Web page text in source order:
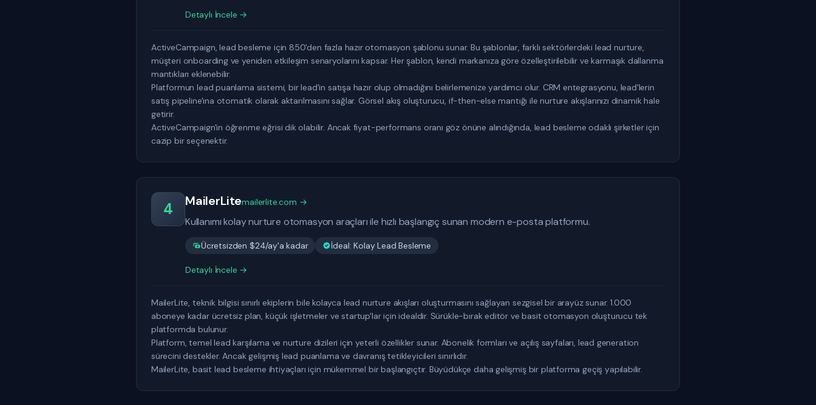
Detaylı İncele →
ActiveCampaign, lead besleme için 850'den fazla hazır otomasyon şablonu sunar. Bu şablonlar, farklı sektörlerdeki lead nurture,
müşteri onboarding ve yeniden etkileşim senaryolarını kapsar. Her şablon, kendi markanıza göre özelleştirilebilir ve karmaşık dallanma
mantıkları eklenebilir.
Platformun lead puanlama sistemi, bir lead'in satışa hazır olup olmadığını belirlemenize yardımcı olur. CRM entegrasyonu, lead'lerin
satış pipeline'ına otomatik olarak aktarılmasını sağlar. Görsel akış oluşturucu, if-then-else mantığı ile nurture akışlarınızı dinamik hale
getirir.
ActiveCampaign'in öğrenme eğrisi dik olabilir. Ancak fiyat-performans oranı göz önüne alındığında, lead besleme odaklı şirketler için
cazip bir seçenektir.
4 MailerLitemailerlite.com →
Kullanımı kolay nurture otomasyon araçları ile hızlı başlangıç sunan modern e-posta platformu.
Ücretsizden $24/ay'a kadar İdeal: Kolay Lead Besleme
Detaylı İncele →
MailerLite, teknik bilgisi sınırlı ekiplerin bile kolayca lead nurture akışları oluşturmasını sağlayan sezgisel bir arayüz sunar. 1.000
aboneye kadar ücretsiz plan, küçük işletmeler ve startup'lar için idealdir. Sürükle-bırak editör ve basit otomasyon oluşturucu tek
platformda bulunur.
Platform, temel lead karşılama ve nurture dizileri için yeterli özellikler sunar. Abonelik formları ve açılış sayfaları, lead generation
sürecini destekler. Ancak gelişmiş lead puanlama ve davranış tetikleyicileri sınırlıdır.
MailerLite, basit lead besleme ihtiyaçları için mükemmel bir başlangıçtır. Büyüdükçe daha gelişmiş bir platforma geçiş yapılabilir.